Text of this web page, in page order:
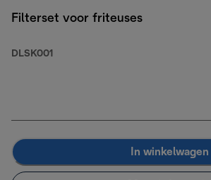
Filterset voor friteuses
DLSK001
In winkelwagen